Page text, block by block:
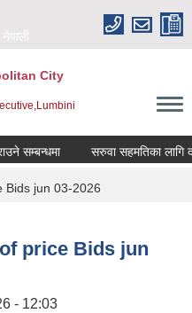
नेपाली
City
सम्बन्धमा सरुवा सहमतिका लागि
Bids jun 03-2026
price Bids jun
- 12:03